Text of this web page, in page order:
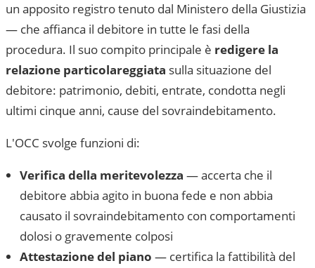
un apposito registro tenuto dal Ministero della Giustizia
— che affianca il debitore in tutte le fasi della
procedura. Il suo compito principale è redigere la
relazione particolareggiata sulla situazione del
debitore: patrimonio, debiti, entrate, condotta negli
ultimi cinque anni, cause del sovraindebitamento.
L'OCC svolge funzioni di:
Verifica della meritevolezza — accerta che il
debitore abbia agito in buona fede e non abbia
causato il sovraindebitamento con comportamenti
dolosi o gravemente colposi
Attestazione del piano — certifica la fattibilità del